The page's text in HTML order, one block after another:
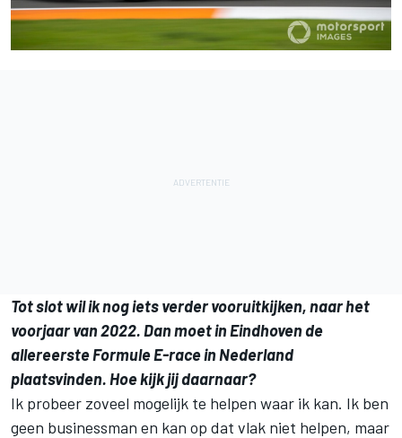
Tot slot wil ik nog iets verder vooruitkijken, naar het
voorjaar van 2022. Dan moet in Eindhoven de
allereerste Formule E-race in Nederland
plaatsvinden. Hoe kijk jij daarnaar?
Ik probeer zoveel mogelijk te helpen waar ik kan. Ik ben
geen businessman en kan op dat vlak niet helpen, maar